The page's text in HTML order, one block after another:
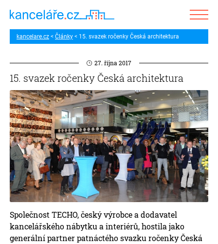
kancelare.cz Články 15. svazek ročenky Česká architektura
27. října 2017
15. svazek ročenky Česká architektura
Společnost TECHO, český výrobce a dodavatel
kancelářského nábytku a interiérů, hostila jako
generální partner patnáctého svazku ročenky Česká